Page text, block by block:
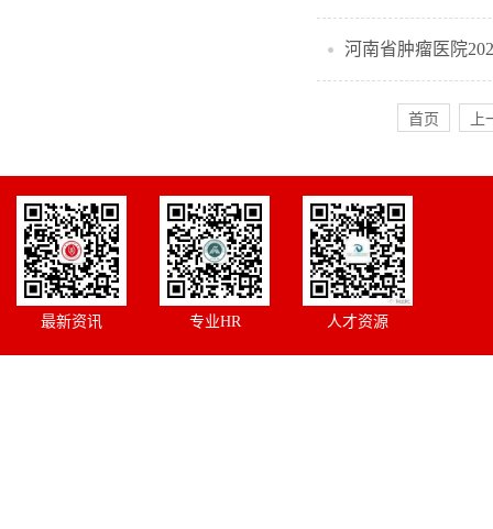
河南省肿瘤医院
首页 上
最新资讯 专业HR 人才资源